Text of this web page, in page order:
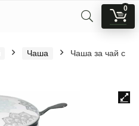
0
Чаша
Чаша за чай с